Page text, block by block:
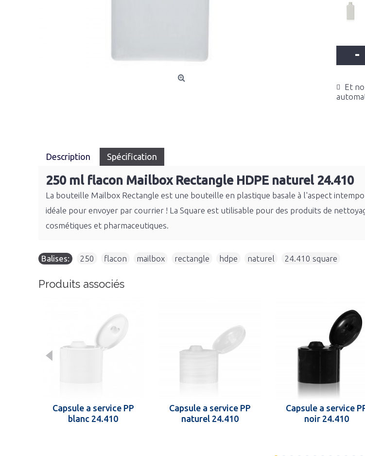
-
Et
Description Spécification
250 ml flacon Mailbox Rectangle HDPE naturel 24.410
La bouteille Mailbox Rectangle est une bouteille en plastique basale à l'aspect
idéale pour envoyer par courrier ! La Square est utilisable pour des produits de
cosmétiques et pharmaceutiques.
Balises: 250 flacon mailbox rectangle hdpe naturel 24.410 square
Produits associés
Capsule a service PP
blanc 24.410
Capsule a service PP
naturel 24.410
Capsule a service
noir 24.410